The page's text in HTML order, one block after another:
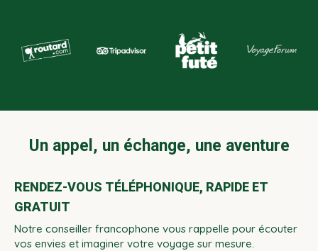
Un appel, un échange, une aventure
RENDEZ-VOUS TÉLÉPHONIQUE, RAPIDE ET
GRATUIT
Notre conseiller francophone vous rappelle pour écouter
vos envies et imaginer votre voyage sur mesure.